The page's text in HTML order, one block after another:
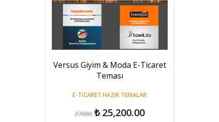
Versus Giyim & Moda E-Ticaret
Teması
E-TICARET HAZIR TEMALAR
27000₺ 25,200.00